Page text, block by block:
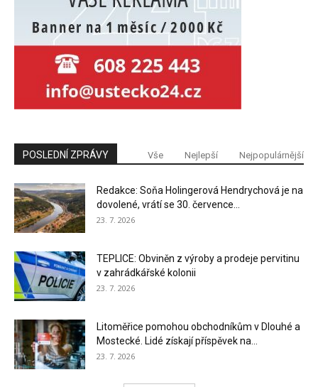
POSLEDNÍ ZPRÁVY Vše Nejlepší Nejpopulárnější
Redakce: Soňa Holingerová Hendrychová je na
dovolené, vrátí se 30. července...
23. 7. 2026
TEPLICE: Obviněn z výroby a prodeje pervitinu
v zahrádkářské kolonii
23. 7. 2026
Litoměřice pomohou obchodníkům v Dlouhé a
Mostecké. Lidé získají příspěvek na...
23. 7. 2026